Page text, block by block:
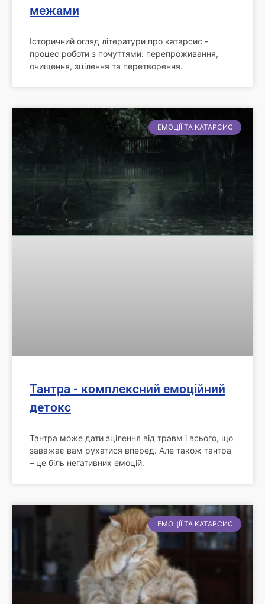
межами
Історичний огляд літератури про катарсис -
процес роботи з почуттями: перепроживання,
очищення, зцілення та перетворення.
ЕМОЦІЇ ТА КАТАРСИС
Тантра - комплексний емоційний
детокс
Тантра може дати зцілення від травм і всього, що
заважає вам рухатися вперед. Але також тантра
– це біль негативних емоцій.
ЕМОЦІЇ ТА КАТАРСИС